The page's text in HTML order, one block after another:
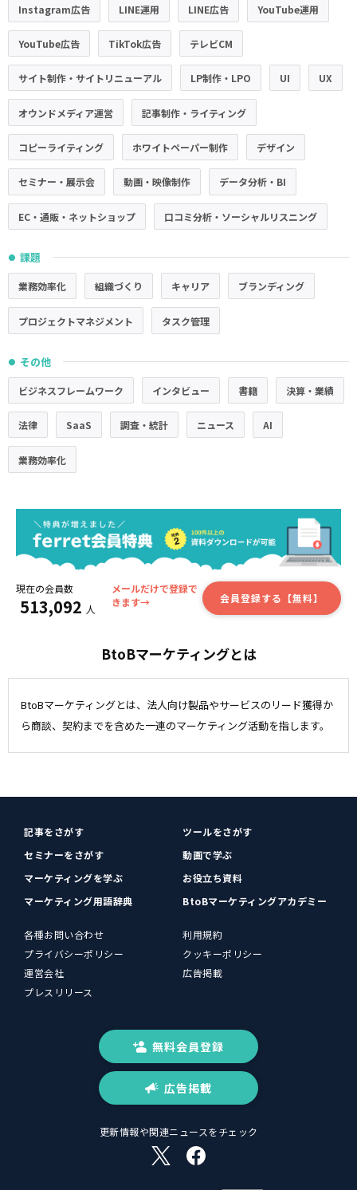
Instagram広告 LINE運用 LINE広告 YouTube運用
YouTube広告 TikTok広告 テレビCM
サイト制作・サイトリニューアル LP制作・LPO UI UX
オウンドメディア運営 記事制作・ライティング
コピーライティング ホワイトペーパー制作 デザイン
セミナー・展示会 動画・映像制作 データ分析・BI
EC・通販・ネットショップ 口コミ分析・ソーシャルリスニング
● 課題
業務効率化 組織づくり キャリア ブランディング
プロジェクトマネジメント タスク管理
● その他
ビジネスフレームワーク インタビュー 書籍 決算・業績
法律 SaaS 調査・統計 ニュース AI
業務効率化
現在の会員数
513,092 人
メールだけで登録で
きます→
会員登録する【無料】
BtoBマーケティングとは
BtoBマーケティングとは、法人向け製品やサービスのリード獲得か
ら商談、契約までを含めた一連のマーケティング活動を指します。
記事をさがす
ツールをさがす
セミナーをさがす
動画で学ぶ
マーケティングを学ぶ
お役立ち資料
マーケティング用語辞典
BtoBマーケティングアカデミー
各種お問い合わせ
利用規約
プライバシーポリシー
クッキーポリシー
運営会社
広告掲載
プレスリリース
無料会員登録
広告掲載
更新情報や関連ニュースをチェック